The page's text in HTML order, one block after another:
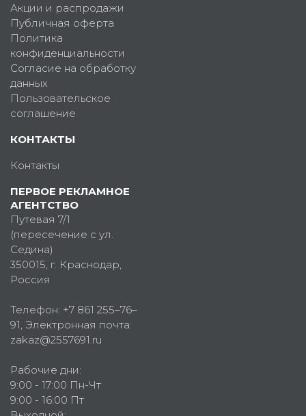
Акции и распродажи
Публичная оферта
Политика
конфиденциальности
Согласие на обработку
данных
Пользовательское
соглашение
КОНТАКТЫ
Контакты
ПЕРВОЕ РЕКЛАМНОЕ
АГЕНТСТВО
Путевая 7/1
(пересечение с ул.
Седина)
350015 , г. Краснодар,
Россия
Телефон: +7 861 255–76–
91 , Электронная почта:
zakaz@2557691.ru
Рабочие дни:
9:00 - 17:00 Пн-Чт
9:00 - 16:00 Пт